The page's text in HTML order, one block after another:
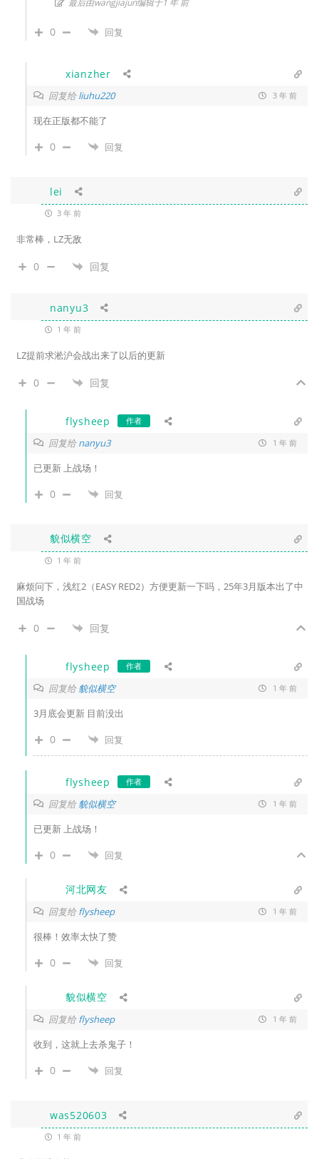
0 回复
xianzher
回复给liuhu220 3 年 前
现在正版都不能了
0 回复
lei
3 年 前
非常棒，LZ无敌
0 回复
nanyu3
1 年 前
LZ提前求淞沪会战出来了以后的更新
0 回复
flysheep 作者
回复给nanyu3 1 年 前
已更新 上战场！
0 回复
貌似横空
1 年 前
麻烦问下，浅红2（EASY RED2）方便更新一下吗，25年3月版本出了中
国战场
0 回复
flysheep 作者
回复给貌似横空 1 年 前
3月底会更新 目前没出
0 回复
flysheep 作者
回复给貌似横空 1 年 前
已更新 上战场！
0 回复
河北网友
回复给flysheep 1 年 前
很棒！效率太快了赞
0 回复
貌似横空
回复给flysheep 1 年 前
收到，这就上去杀鬼子！
0 回复
was520603
1 年 前